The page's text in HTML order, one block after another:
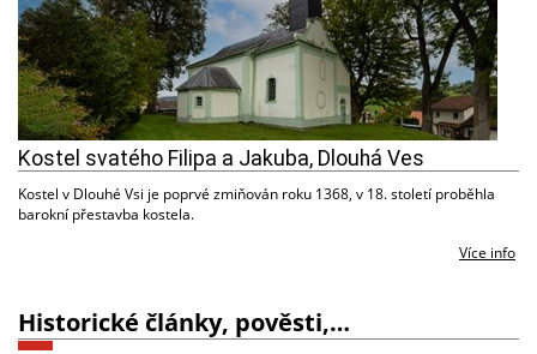
Kostel svatého Filipa a Jakuba, Dlouhá Ves
Kostel v Dlouhé Vsi je poprvé zmiňován roku 1368, v 18. století proběhla
barokní přestavba kostela.
Více info
Historické články, pověsti,…